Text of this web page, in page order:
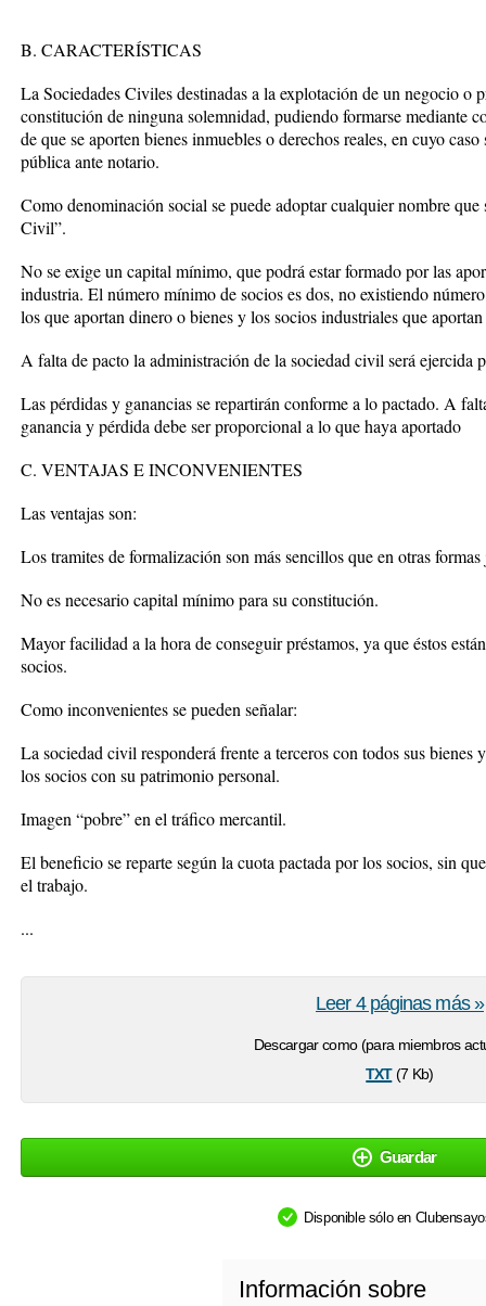
B. CARACTERÍSTICAS
La Sociedades Civiles destinadas a la explotación de un negocio o
constitución de ninguna solemnidad, pudiendo formarse mediante
de que se aporten bienes inmuebles o derechos reales, en cuyo
pública ante notario.
Como denominación social se puede adoptar cualquier nombre
Civil”.
No se exige un capital mínimo, que podrá estar formado por las
industria. El número mínimo de socios es dos, no existiendo
los que aportan dinero o bienes y los socios industriales que
A falta de pacto la administración de la sociedad civil será ejercida
Las pérdidas y ganancias se repartirán conforme a lo pactado. A
ganancia y pérdida debe ser proporcional a lo que haya aportado
C. VENTAJAS E INCONVENIENTES
Las ventajas son:
Los tramites de formalización son más sencillos que en otras
No es necesario capital mínimo para su constitución.
Mayor facilidad a la hora de conseguir préstamos, ya que éstos
socios.
Como inconvenientes se pueden señalar:
La sociedad civil responderá frente a terceros con todos sus bienes
los socios con su patrimonio personal.
Imagen “pobre” en el tráfico mercantil.
El beneficio se reparte según la cuota pactada por los socios, sin
el trabajo.
...
Descargar como (para miembros
txt(7 Kb)
Leer 4 páginas más »
Guardar
Disponible sólo en
Información sobre